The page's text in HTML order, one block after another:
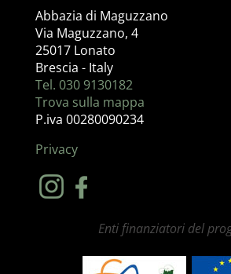
Abbazia di Maguzzano
Via Maguzzano, 4
25017 Lonato
Brescia - Italy
Tel. 030 9130182
Trova sulla mappa
P.iva 00280090234
Privacy
Enti finanziatori del